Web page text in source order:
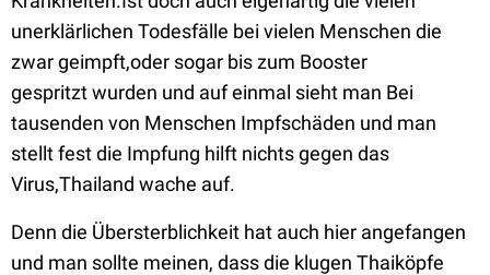
unerklärlichen Todesfälle bei vielen Menschen die
zwar geimpft,oder sogar bis zum Booster
gespritzt wurden und auf einmal sieht man Bei
tausenden von Menschen Impfschäden und man
stellt fest die Impfung hilft nichts gegen das
Virus,Thailand wache auf.
Denn die Übersterblichkeit hat auch hier angefangen
und man sollte meinen, dass die klugen Thaiköpfe